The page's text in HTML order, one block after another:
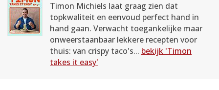
Timon Michiels laat graag zien dat
topkwaliteit en eenvoud perfect hand in
hand gaan. Verwacht toegankelijke maar
onweerstaanbaar lekkere recepten voor
thuis: van crispy taco's... bekijk 'Timon
takes it easy'